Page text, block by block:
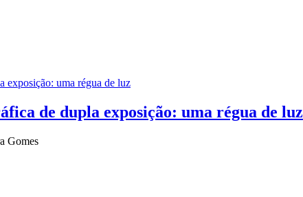
de dupla exposição: uma régua de luz
Gomes